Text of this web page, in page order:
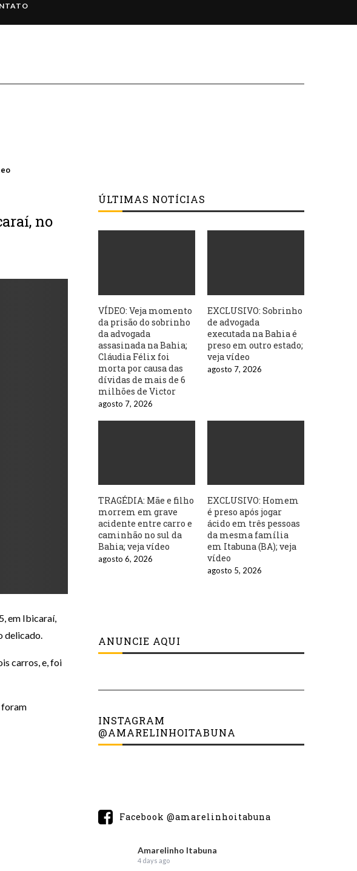
no
em Ibicaraí,
delicado.
carros, e, foi
foram
ÚLTIMAS NOTÍCIAS
VÍDEO: Veja momento
da prisão do sobrinho
da advogada
assasinada na Bahia;
Cláudia Félix foi
morta por causa das
dívidas de mais de 6
milhões de Victor
agosto 7, 2026
EXCLUSIVO: Sobrinho
de advogada
executada na Bahia é
preso em outro estado;
veja vídeo
agosto 7, 2026
TRAGÉDIA: Mãe e filho
morrem em grave
acidente entre carro e
caminhão no sul da
Bahia; veja vídeo
agosto 6, 2026
EXCLUSIVO: Homem
é preso após jogar
ácido em três pessoas
da mesma família
em Itabuna (BA); veja
vídeo
agosto 5, 2026
ANUNCIE AQUI
INSTAGRAM
@AMARELINHOITABUNA
Facebook @amarelinhoitabuna
Amarelinho Itabuna
4 days ago